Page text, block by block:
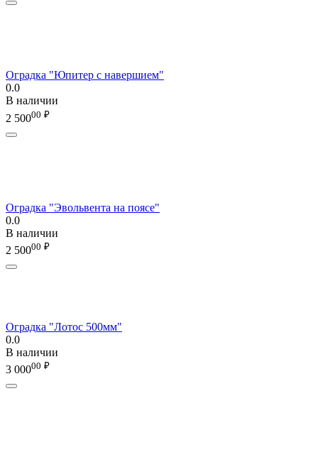
Оградка "Юпитер с навершием"
0.0
В наличии
2 50000 ₽
Оградка "Эвольвента на поясе"
0.0
В наличии
2 50000 ₽
Оградка "Лотос 500мм"
0.0
В наличии
3 00000 ₽